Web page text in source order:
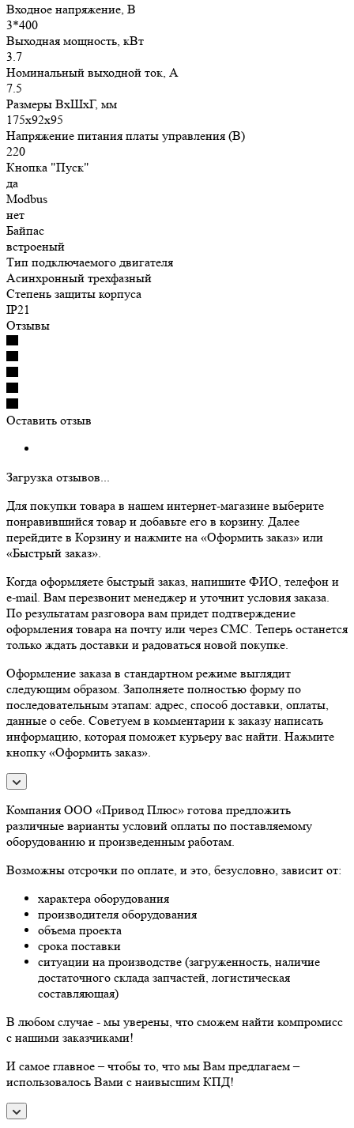
Входное напряжение, В
3*400
Выходная мощность, кВт
3.7
Номинальный выходной ток, А
7.5
Размеры ВхШхГ, мм
175х92х95
Напряжение питания платы управления (В)
220
Кнопка "Пуск"
да
Modbus
нет
Байпас
встроеный
Тип подключаемого двигателя
Асинхронный трехфазный
Степень защиты корпуса
IP21
Отзывы
Оставить отзыв
Загрузка отзывов...
Для покупки товара в нашем интернет-магазине выберите
понравившийся товар и добавьте его в корзину. Далее
перейдите в Корзину и нажмите на «Оформить заказ» или
«Быстрый заказ».
Когда оформляете быстрый заказ, напишите ФИО, телефон и
e-mail. Вам перезвонит менеджер и уточнит условия заказа.
По результатам разговора вам придет подтверждение
оформления товара на почту или через СМС. Теперь останется
только ждать доставки и радоваться новой покупке.
Оформление заказа в стандартном режиме выглядит
следующим образом. Заполняете полностью форму по
последовательным этапам: адрес, способ доставки, оплаты,
данные о себе. Советуем в комментарии к заказу написать
информацию, которая поможет курьеру вас найти. Нажмите
кнопку «Оформить заказ».
Компания ООО «Привод Плюс» готова предложить
различные варианты условий оплаты по поставляемому
оборудованию и произведенным работам.
Возможны отсрочки по оплате, и это, безусловно, зависит от:
характера оборудования
производителя оборудования
объема проекта
срока поставки
ситуации на производстве (загруженность, наличие
достаточного склада запчастей, логистическая
составляющая)
В любом случае - мы уверены, что сможем найти компромисс
с нашими заказчиками!
И самое главное – чтобы то, что мы Вам предлагаем –
использовалось Вами с наивысшим КПД!